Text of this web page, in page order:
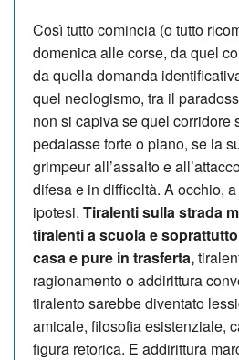
Così tutto comincia (o tutto
domenica alle corse, da quel
da quella domanda
quel neologismo, tra il
non si capiva se quel corridore
pedalasse forte o piano, se la
grimpeur all’assalto e
difesa e in difficoltà. A occhio,
ipotesi. Tiralenti sulla strada
tiralenti a scuola e
casa e pure in trasferta,
ragionamento o addirittura
tiralento sarebbe diventato
amicale, filosofia esistenziale,
figura retorica. E addirittura